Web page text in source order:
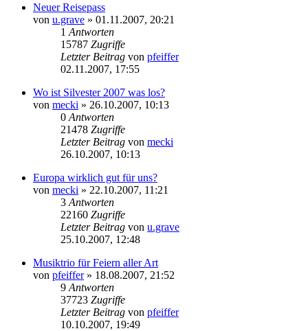
Neuer Reisepass
von u.grave » 01.11.2007, 20:21
1 Antworten
15787 Zugriffe
Letzter Beitrag von pfeiffer
02.11.2007, 17:55
Wo ist Silvester 2007 was los?
von mecki » 26.10.2007, 10:13
0 Antworten
21478 Zugriffe
Letzter Beitrag von mecki
26.10.2007, 10:13
Europa wirklich gut für uns?
von mecki » 22.10.2007, 11:21
3 Antworten
22160 Zugriffe
Letzter Beitrag von u.grave
25.10.2007, 12:48
Musiktrio für Feiern aller Art
von pfeiffer» 18.08.2007, 21:52
9 Antworten
37723 Zugriffe
Letzter Beitrag von pfeiffer
10.10.2007, 19:49